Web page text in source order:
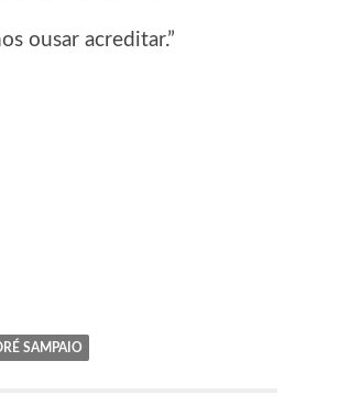
ousar acreditar.”
SAMPAIO